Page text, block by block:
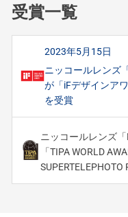
受賞一覧
2023年5月15日
ニッコールレンズ
が「iFデザインア
を受賞
ニッコールレンズ
「TIPA WORLD